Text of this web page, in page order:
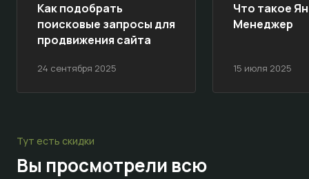
24 сентября 2025
Как подобрать
поисковые запросы для
продвижения сайта
15 июля 2025
Что такое
Менеджер
Тут есть скидки
Вы просмотрели всю